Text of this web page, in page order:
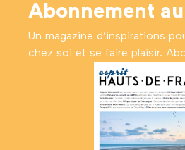
Abonnement
Un magazine d’inspirations
chez soi et se faire plaisir.